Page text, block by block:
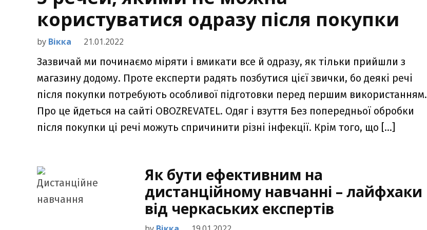
користуватися одразу після покупки
by Вікка 21.01.2022
Зазвичай ми починаємо міряти і вмикати все й одразу, як тільки прийшли з
магазину додому. Проте експерти радять позбутися цієї звички, бо деякі речі
після покупки потребують особливої підготовки перед першим використанням.
Про це йдеться на сайті OBOZREVATEL. Одяг і взуття Без попередньої обробки
після покупки ці речі можуть спричинити різні інфекції. Крім того, що […]
Як бути ефективним на
дистанційному навчанні – лайфхаки
від черкаських експертів